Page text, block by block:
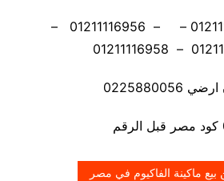
موبايل: 01211116954 – – 01211116956 –
0225880056
بيع ماكينة الفاكيوم في مصر